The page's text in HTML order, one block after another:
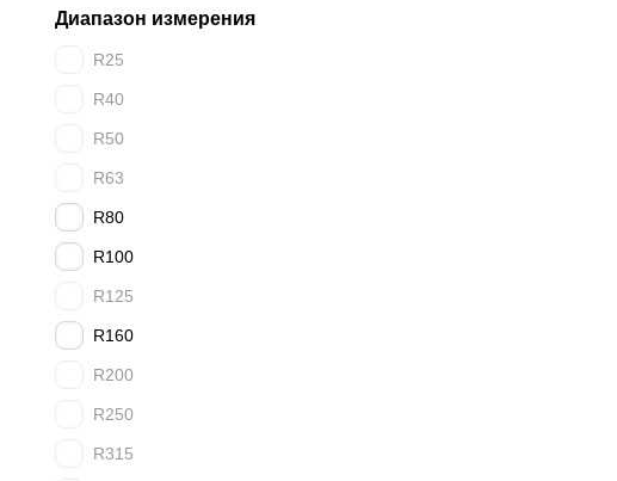
Диапазон измерения
R25
R40
R50
R63
R80
R100
R125
R160
R200
R250
R315